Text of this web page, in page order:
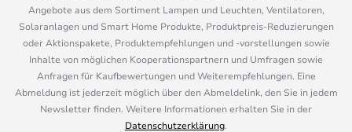
Angebote aus dem Sortiment Lampen und Leuchten, Ventilatoren,
Solaranlagen und Smart Home Produkte, Produktpreis-Reduzierungen
oder Aktionspakete, Produktempfehlungen und -vorstellungen sowie
Inhalte von möglichen Kooperationspartnern und Umfragen sowie
Anfragen für Kaufbewertungen und Weiterempfehlungen. Eine
Abmeldung ist jederzeit möglich über den Abmeldelink, den Sie in jedem
Newsletter finden. Weitere Informationen erhalten Sie in der
Datenschutzerklärung.